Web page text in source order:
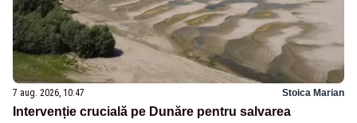
7 aug. 2026, 10:47 Stoica Marian
Intervenție crucială pe Dunăre pentru salvarea